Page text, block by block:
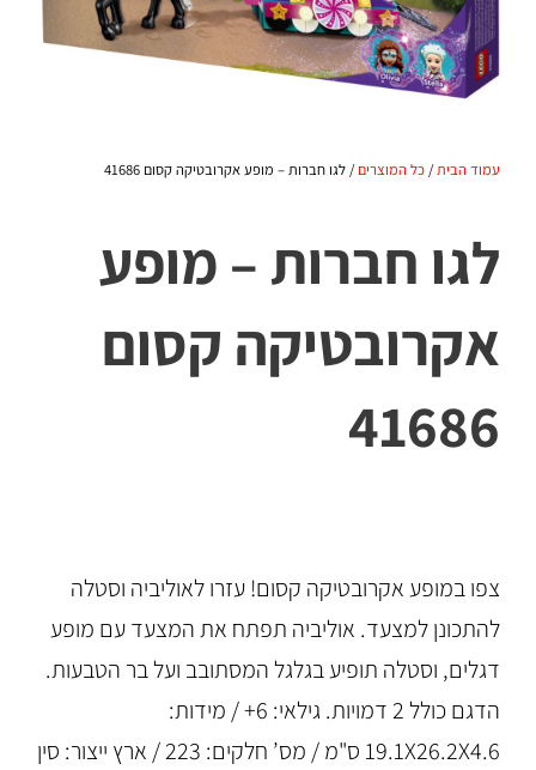
עמוד הבית/ כל המוצרים/ לגו חברות – מופע אקרובטיקה קסום 41686
לגו חברות – מופע
אקרובטיקה קסום
41686
צפו במופע אקרובטיקה קסום! עזרו לאוליביה וסטלה
להתכונן למצעד. אוליביה תפתח את המצעד עם מופע
דגלים, וסטלה תופיע בגלגל המסתובב ועל בר הטבעות.
הדגם כולל 2 דמויות. גילאי: 6+ / מידות:
19.1X26.2X4.6 ס"מ / מס’ חלקים: 223 / ארץ ייצור: סין